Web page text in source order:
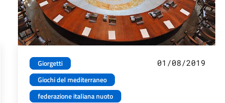
Giorgetti
Giochi del mediterraneo
federazione italiana nuoto
01/08/2019